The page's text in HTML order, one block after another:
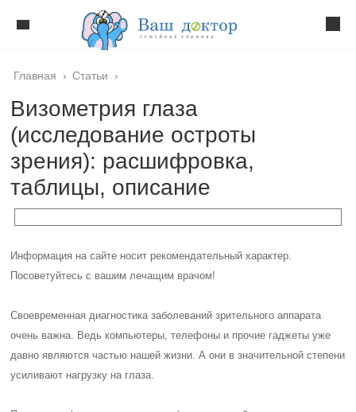
Главная › Статьи ›
Визометрия глаза
(исследование остроты
зрения): расшифровка,
таблицы, описание
Информация на сайте носит рекомендательный характер.
Посоветуйтесь с вашим лечащим врачом!
Своевременная диагностика заболеваний зрительного аппарата
очень важна. Ведь компьютеры, телефоны и прочие гаджеты уже
давно являются частью нашей жизни. А они в значительной степени
усиливают нагрузку на глаза.